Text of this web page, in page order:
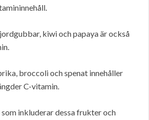
kiwi och papaya är också
broccoli och spenat innehåller
C-vitamin.
inkluderar dessa frukter och